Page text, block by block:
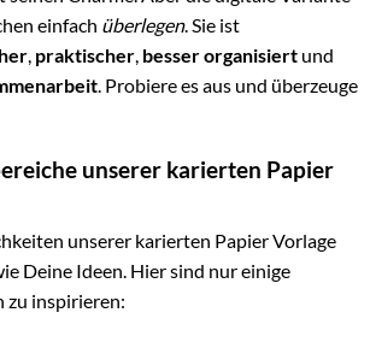
einfach überlegen. Sie ist
, praktischer, besser organisiert und
. Probiere es aus und überzeuge
unserer karierten Papier
unserer karierten Papier Vorlage
Deine Ideen. Hier sind nur einige
zu inspirieren: